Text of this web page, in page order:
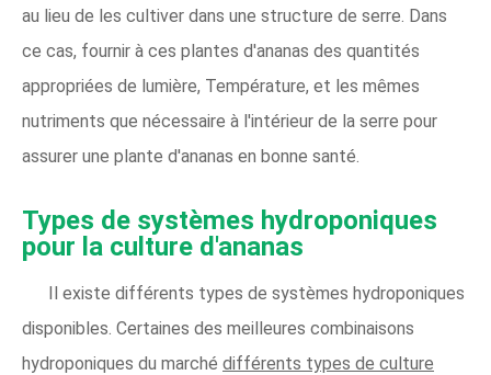
au lieu de les cultiver dans une structure de serre. Dans
ce cas, fournir à ces plantes d'ananas des quantités
appropriées de lumière, Température, et les mêmes
nutriments que nécessaire à l'intérieur de la serre pour
assurer une plante d'ananas en bonne santé.
Types de systèmes hydroponiques
pour la culture d'ananas
Il existe différents types de systèmes hydroponiques
disponibles. Certaines des meilleures combinaisons
hydroponiques du marché différents types de culture